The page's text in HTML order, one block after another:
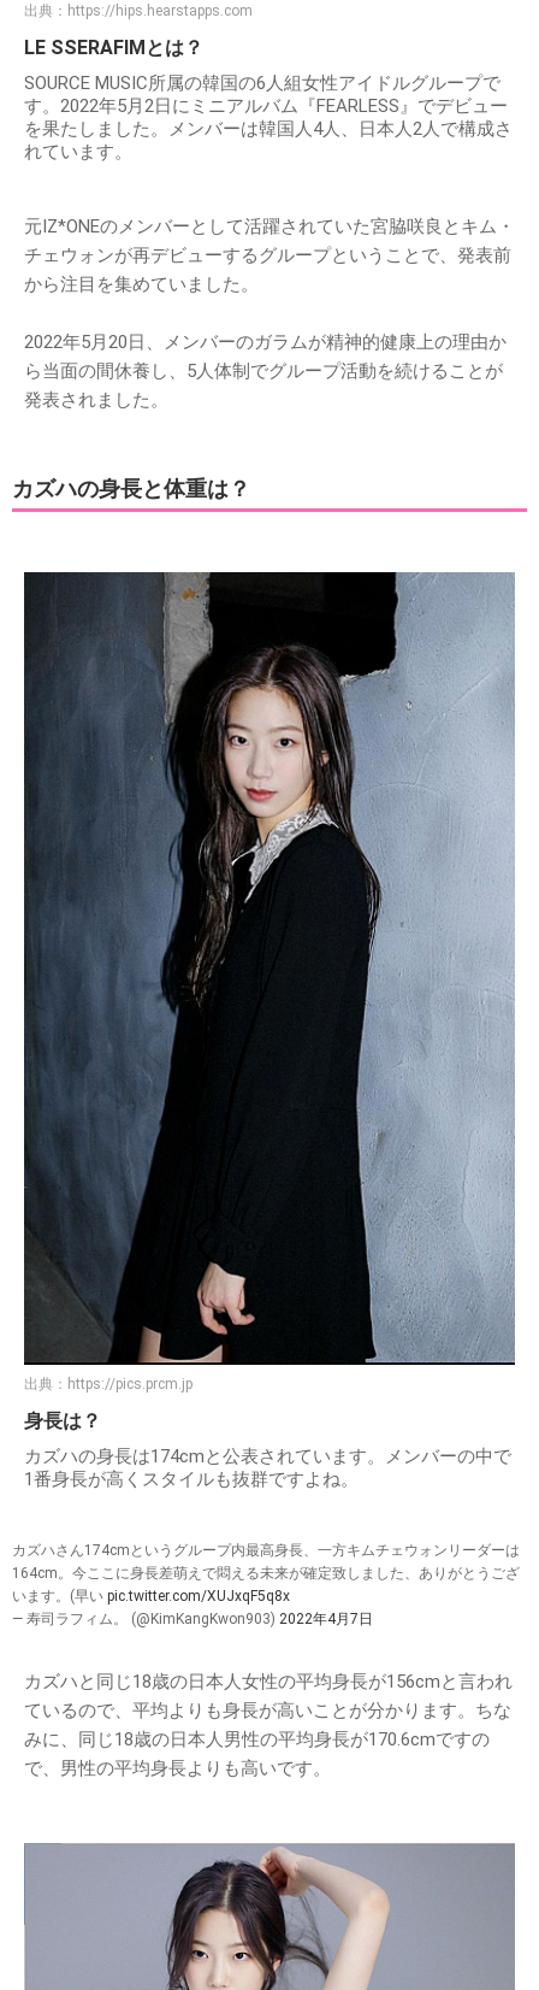
出典： https://hips.hearstapps.com
LE SSERAFIMとは？
SOURCE MUSIC所属の韓国の6人組女性アイドルグループで
す。2022年5月2日にミニアルバム『FEARLESS』でデビュー
を果たしました。メンバーは韓国人4人、日本人2人で構成さ
れています。
元IZ*ONEのメンバーとして活躍されていた宮脇咲良とキム・
チェウォンが再デビューするグループということで、発表前
から注目を集めていました。
2022年5月20日、メンバーのガラムが精神的健康上の理由か
ら当面の間休養し、5人体制でグループ活動を続けることが
発表されました。
カズハの身長と体重は？
出典： https://pics.prcm.jp
身長は？
カズハの身長は174cmと公表されています。メンバーの中で
1番身長が高くスタイルも抜群ですよね。
カズハさん174cmというグループ内最高身長、一方キムチェウォンリーダーは
164cm。今ここに身長差萌えで悶える未来が確定致しました、ありがとうござ
います。(早い pic.twitter.com/XUJxqF5q8x
— 寿司ラフィム。 (@KimKangKwon903) 2022年4月7日
カズハと同じ18歳の日本人女性の平均身長が156cmと言われ
ているので、平均よりも身長が高いことが分かります。ちな
みに、同じ18歳の日本人男性の平均身長が170.6cmですの
で、男性の平均身長よりも高いです。